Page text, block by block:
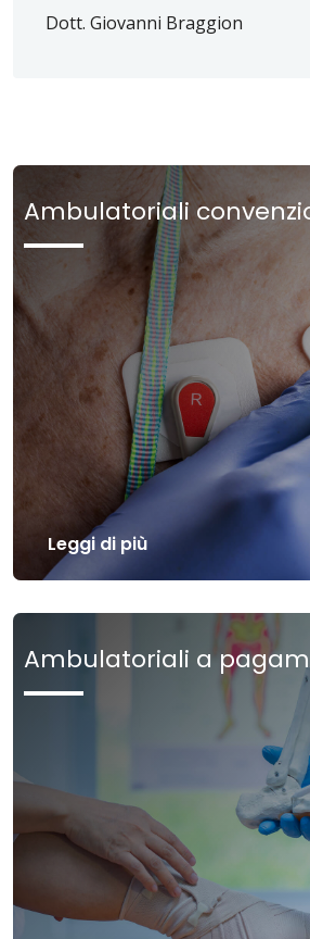
Dott. Giovanni Braggion
Ambulatoriali
Leggi di più
Ambulatoriali a